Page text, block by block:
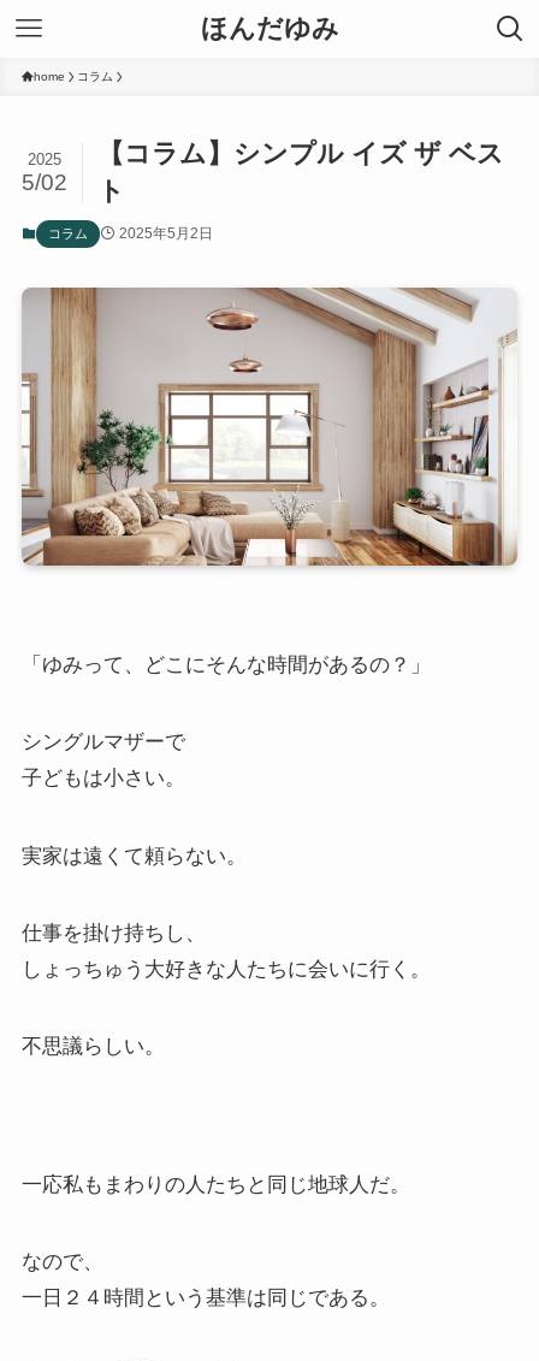
ほんだゆみ
home コラム
【コラム】シンプル イズ ザ ベス
ト
2025
5/02
コラム 2025年5月2日
「ゆみって、どこにそんな時間があるの？」
シングルマザーで
子どもは小さい。
実家は遠くて頼らない。
仕事を掛け持ちし、
しょっちゅう大好きな人たちに会いに行く。
不思議らしい。
一応私もまわりの人たちと同じ地球人だ。
なので、
一日２４時間という基準は同じである。